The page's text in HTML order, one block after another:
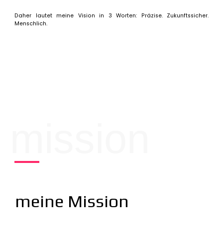
Daher lautet meine Vision in 3 Worten: Präzise. Zukunftssicher.
Menschlich.
meine Mission